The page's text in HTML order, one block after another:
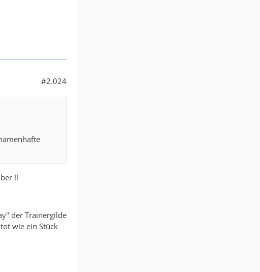
#2.024
!!
der Trainergilde
wie ein Stück